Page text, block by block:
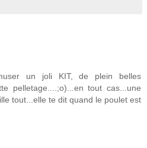
un joli KIT, de plein belles
pelletage....;o)...en tout cas...une
tout...elle te dit quand le poulet est